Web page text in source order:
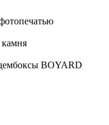
камня
BOYARD